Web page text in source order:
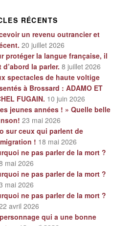
RÉCENTS
un revenu outrancier et
20 juillet 2026
protéger la langue française, il
d’abord la parler. 8 juillet 2026
spectacles de haute voltige
à Brossard : ADAMO ET
FUGAIN. 10 juin 2026
jeunes années ! » Quelle belle
23 mai 2026
sur ceux qui parlent de
! 18 mai 2026
ne pas parler de la mort ?
mai 2026
ne pas parler de la mort ?
mai 2026
ne pas parler de la mort ?
avril 2026
qui a une bonne